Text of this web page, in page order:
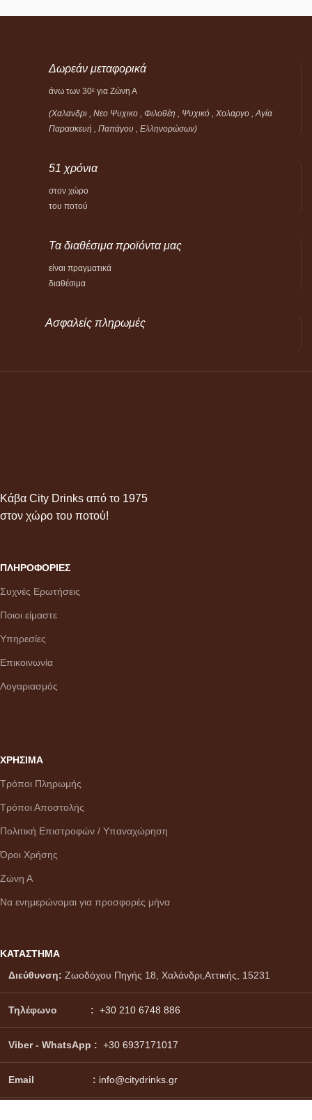
Δωρεάν μεταφορικά
άνω των 30ε για Ζώνη Α
(Χαλανδρι , Νεο Ψυχικο , Φιλοθέη , Ψυχικό ,
Χολαργο , Αγία
Παρασκευή , Παπάγου , Ελληνορώσων)
51 χρόνια
στον χώρο
του ποτού
Τα διαθέσιμα προϊόντα μας
είναι πραγματικά
διαθέσιμα
Ασφαλείς πληρωμές
Κάβα City Drinks από το 1975
στον χώρο του ποτού!
ΠΛΗΡΟΦΟΡΙΕΣ
Συχνές Ερωτήσεις
Ποιοι είμαστε
Υπηρεσίες
Επικοινωνία
Λογαριασμός
ΧΡΗΣΙΜΑ
Τρόποι Πληρωμής
Τρόποι Αποστολής
Πολιτική Επιστροφών / Υπαναχώρηση
Όροι Χρήσης
Ζώνη Α
Να ενημερώνομαι για προσφορές μήνα
ΚΑΤΑΣΤΗΜΑ
Διεύθυνση: Ζωοδόχου Πηγής 18, Χαλάνδρι,Αττικής, 15231
Τηλέφωνο : +30 210 6748 886
Viber - WhatsApp : +30 6937171017
Email : info@citydrinks.gr